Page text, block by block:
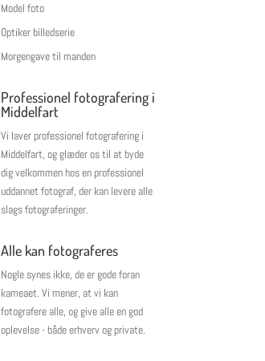
Model foto
Optiker billedserie
Morgengave til manden
Professionel fotografering i
Middelfart
Vi laver professionel fotografering i
Middelfart, og glæder os til at byde
dig velkommen hos en professionel
uddannet fotograf, der kan levere alle
slags fotograferinger.
Alle kan fotograferes
Nogle synes ikke, de er gode foran
kameaet. Vi mener, at vi kan
fotografere alle, og give alle en god
oplevelse - både erhverv og private.